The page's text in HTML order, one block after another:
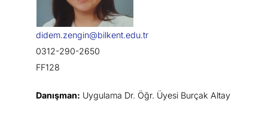
didem.zengin@bilkent.edu.tr
0312-290-2650
FF128
Danışman: Uygulama Dr. Öğr. Üyesi Burçak Altay